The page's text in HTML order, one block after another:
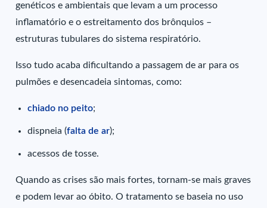
genéticos e ambientais que levam a um processo
inflamatório e o estreitamento dos brônquios –
estruturas tubulares do sistema respiratório.
Isso tudo acaba dificultando a passagem de ar para os
pulmões e desencadeia sintomas, como:
chiado no peito;
dispneia (falta de ar);
acessos de tosse.
Quando as crises são mais fortes, tornam-se mais graves
e podem levar ao óbito. O tratamento se baseia no uso